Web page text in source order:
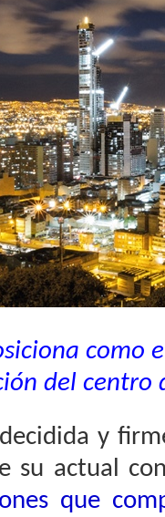
como
del centro
y
su actual
que